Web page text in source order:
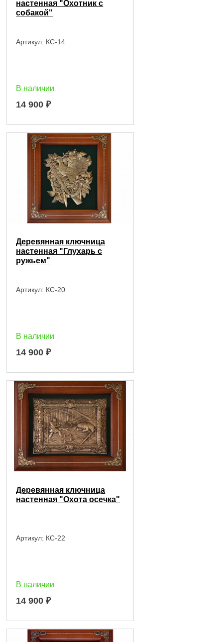
настенная "Охотник с
собакой"
Артикул: КС-14
В наличии
14 900 ₽
Деревянная ключница
настенная "Глухарь с
ружьем"
Артикул: КС-20
В наличии
14 900 ₽
Деревянная ключница
настенная "Охота осечка"
Артикул: КС-22
В наличии
14 900 ₽